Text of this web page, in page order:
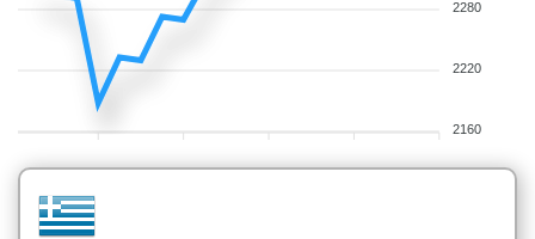
2280
2220
2160